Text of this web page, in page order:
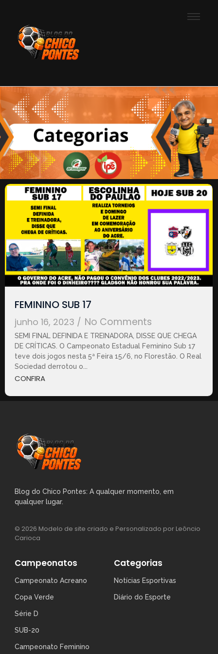
FEMININO SUB 17
junho 16, 2023 / No Comments
SEMI FINAL DEFINIDA E TREINADORA, DISSE QUE CHEGA
DE CRÍTICAS. O Campeonato Estadual Feminino Sub 17
teve dois jogos nesta 5ª Feira 15/6, no Florestão. O Real
Sociedad derrotou o...
CONFIRA
Blog do Chico Pontes: A qualquer momento, em
qualquer lugar.
© 2026 Modelo de site criado e Personalizado por Leôncio
Carioca
Campeonatos
Campeonato Acreano
Copa Verde
Série D
SUB-20
Campeonato Feminino
Categorias
Notícias Esportivas
Diário do Esporte